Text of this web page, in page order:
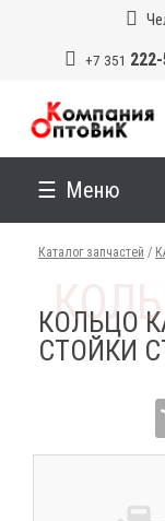
+7 351
Меню
Каталог запчастей /
КОЛЬЦО
СТОЙКИ